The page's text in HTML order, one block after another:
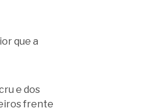
que a
e dos
frente